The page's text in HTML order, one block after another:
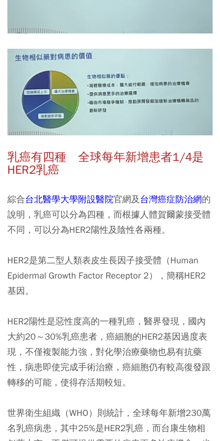
乳癌有四種 全球每年新增患者1/4是
HER2乳癌
綜合台北醫學大學附設醫院官網及台灣癌症防治網的
說明，乳癌可以分為四種，而根據人體賀爾蒙接受體
不同，可以分為HER2陽性及陰性各兩種。
HER2是第二型人類表皮生長因子接受體（Human
Epidermal Growth Factor Receptor 2），簡稱HER2
基因。
HER2陽性是惡性度高的一種乳癌，醫界發現，國內
大約20～30%乳癌患者，癌細胞的HER2基因過度表
現，不僅複製能力強，對化學治療藥物也易有抗藥
性，病患即使完成手術治療，癌細胞仍有較高復發跟
轉移的可能，使得存活期較短。
世界衛生組織（WHO）則統計，全球每年新增230萬
名乳癌病患，其中25%是HER2乳癌，而台康生物相